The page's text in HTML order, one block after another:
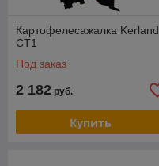
Картофелесажалка Kerland
CT1
Под заказ
2 182 руб.
Купить